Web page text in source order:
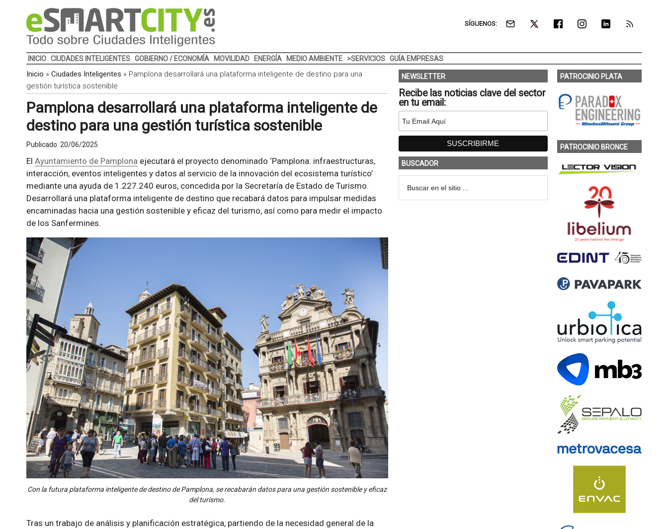
SÍGUENOS:
INICIO CIUDADES INTELIGENTES GOBIERNO / ECONOMÍA MOVILIDAD ENERGÍA MEDIO AMBIENTE >SERVICIOS GUÍA EMPRESAS
Inicio » Ciudades Inteligentes » Pamplona desarrollará una plataforma inteligente de destino para una
gestión turística sostenible
Pamplona desarrollará una plataforma inteligente de
destino para una gestión turística sostenible
Publicado: 20/06/2025
El Ayuntamiento de Pamplonaejecutará el proyecto denominado ‘Pamplona: infraestructuras,
interacción, eventos inteligentes y datos al servicio de la innovación del ecosistema turístico’
mediante una ayuda de 1.227.240 euros, concedida por la Secretaría de Estado de Turismo.
Desarrollará una plataforma inteligente de destino que recabará datos para impulsar medidas
encaminadas hacia una gestión sostenible y eficaz del turismo, así como para medir el impacto
de los Sanfermines.
Con la futura plataforma inteligente de destino de Pamplona, se recabarán datos para una gestión sostenible y eficaz
del turismo.
Tras un trabajo de análisis y planificación estratégica, partiendo de la necesidad general de la
NEWSLETTER
Recibe las noticias clave del sector
en tu email:
BUSCADOR
PATROCINIO PLATA
PATROCINIO BRONCE